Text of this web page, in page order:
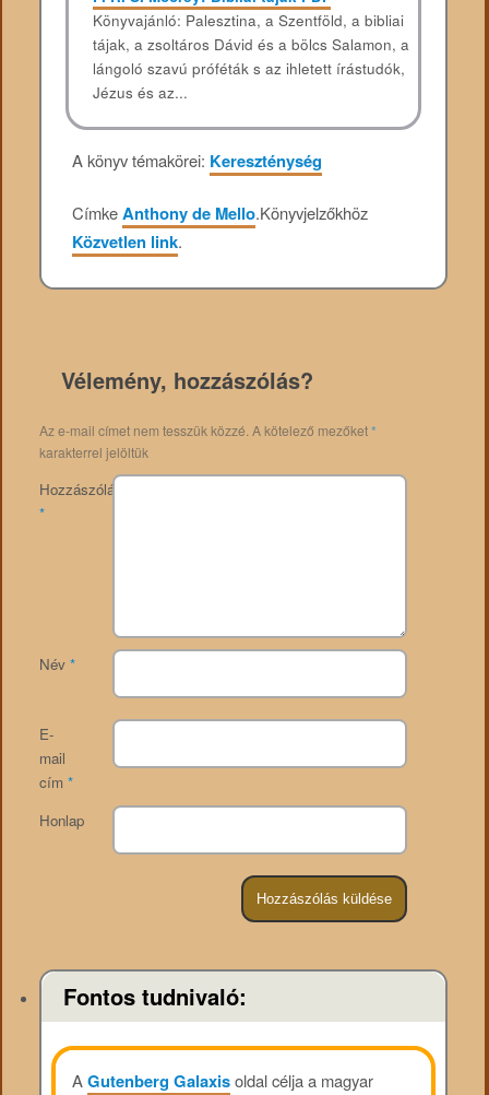
Könyvajánló: Palesztina, ​a Szentföld, a bibliai
tájak, a zsoltáros Dávid és a bölcs Salamon, a
lángoló szavú próféták s az ihletett írástudók,
Jézus és az...
A könyv témakörei: Kereszténység
CímkeAnthony de Mello.Könyvjelzőkhöz
Közvetlen link.
Vélemény, hozzászólás?
Az e-mail címet nem tesszük közzé. A kötelező mezőket*
karakterrel jelöltük
Hozzászólás
*
Név *
E-
mail
cím *
Honlap
Fontos tudnivaló:
AGutenberg Galaxisoldal célja a magyar